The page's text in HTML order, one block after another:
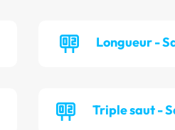
Longueur -
Triple saut -